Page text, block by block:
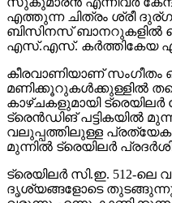
എത്തുന്ന ചിത്രം ശ്രീ
ബിസിനസ് ബാനറുകളില്‍
എസ്.എസ്. കര്‍ത്തികേയ
കീരവാണിയാണ് സംഗീതം
മണിക്കൂറുകള്‍ക്കുള്ളില്‍
കാഴ്ചകളുമായി
ട്രെന്‍ഡിങ് പട്ടികയില്‍
വലുപ്പത്തിലുള്ള
മുന്നില്‍ ട്രെയിലര്‍
ട്രെയിലര്‍ സി.ഇ. 512-
ദൃശ്യങ്ങളോടെ തുടങ്ങുന്നു.